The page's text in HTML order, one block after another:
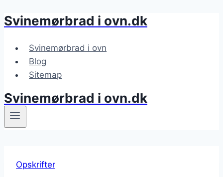
Fortsæt
indhold
Svinemørbrad i ovn.dk
Svinemørbrad i ovn
Blog
Sitemap
Svinemørbrad i ovn.dk
Opskrifter